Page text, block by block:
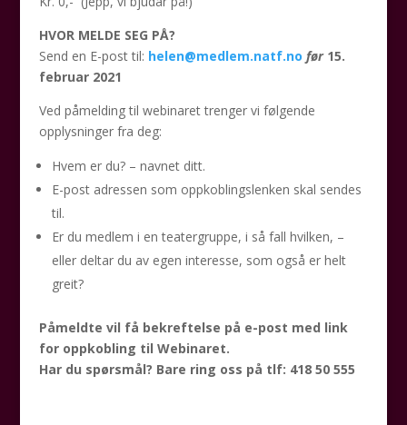
HVOR MELDE SEG PÅ?
Send en E-post til: helen@medlem.natf.no før15.
februar 2021
Ved påmelding til webinaret trenger vi følgende
opplysninger fra deg:
Hvem er du? – navnet ditt.
E-post adressen som oppkoblingslenken skal sendes
til.
Er du medlem i en teatergruppe, i så fall hvilken, –
eller deltar du av egen interesse, som også er helt
greit?
Påmeldte vil få bekreftelse på e-post med link
for oppkobling til Webinaret.
Har du spørsmål? Bare ring oss på tlf: 418 50 555